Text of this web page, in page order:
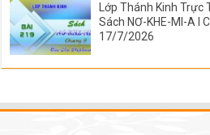
Lớp Thánh Kinh Trực
Sách NƠ-KHE-MI-A I
17/7/2026